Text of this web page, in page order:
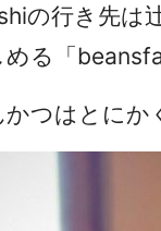
の行き先は
る「
つはとにか